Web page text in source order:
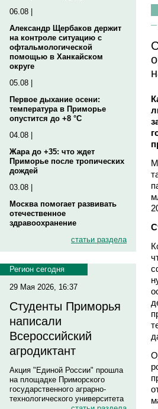
06.08 |
Александр Щербаков держит
на контроле ситуацию с
офтальмологической
помощью в Ханкайском
округе
05.08 |
Первое дыхание осени:
температура в Приморье
опустится до +8 °C
04.08 |
Жара до +35: что ждет
Приморье после тропических
дождей
03.08 |
Москва помогает развивать
отечественное
здравоохранение
статьи раздела
Регион сегодня
29 Мая 2026, 16:37
Студенты Приморья
написали
Всероссийский
агродиктант
Акция "Единой России" прошла
на площадке Приморского
государственного аграрно-
технологического университета